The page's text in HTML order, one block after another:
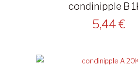
condinipple B
5,44 €